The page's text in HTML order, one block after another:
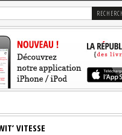
VITESSE